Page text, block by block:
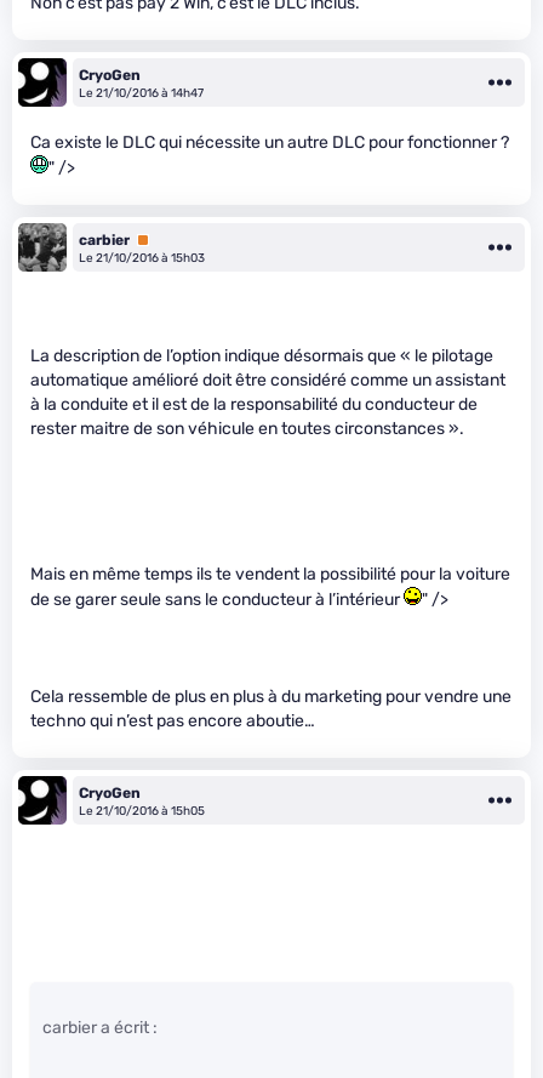
CryoGen
Le 21/10/2016 à 14h47
Ca existe le DLC qui nécessite un autre DLC pour fonctionner ?
" />
carbier Premium
Le 21/10/2016 à 15h03
La description de l’option indique désormais que « le pilotage
automatique amélioré doit être considéré comme un assistant
à la conduite et il est de la responsabilité du conducteur de
rester maitre de son véhicule en toutes circonstances ».
Mais en même temps ils te vendent la possibilité pour la voiture
de se garer seule sans le conducteur à l’intérieur
" />
Cela ressemble de plus en plus à du marketing pour vendre une
techno qui n’est pas encore aboutie…
CryoGen
Le 21/10/2016 à 15h05
carbier a écrit :